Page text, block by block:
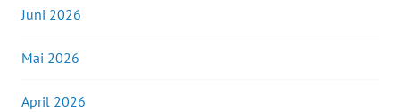
Juni 2026
Mai 2026
April 2026